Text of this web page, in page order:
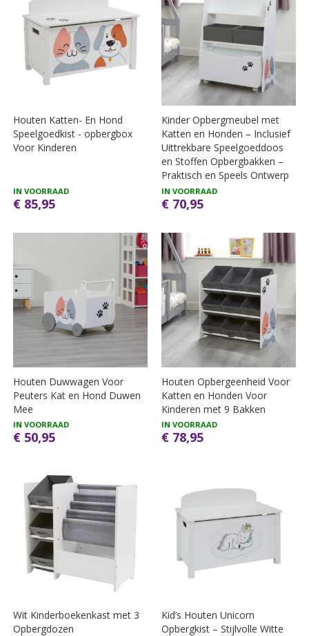
Houten Katten- En Hond
Speelgoedkist - opbergbox
Voor Kinderen
IN VOORRAAD
€ 85,95
Kinder Opbergmeubel met
Katten en Honden – Inclusief
Uittrekbare Speelgoeddoos
en Stoffen Opbergbakken –
Praktisch en Speels Ontwerp
IN VOORRAAD
€ 70,95
Houten Duwwagen Voor
Peuters Kat en Hond Duwen
Mee
IN VOORRAAD
€ 50,95
Houten Opbergeenheid Voor
Katten en Honden Voor
Kinderen met 9 Bakken
IN VOORRAAD
€ 78,95
Wit Kinderboekenkast met 3
Opbergdozen
Kid’s Houten Unicorn
Opbergkist – Stijlvolle Witte